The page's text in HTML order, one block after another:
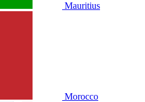
Mauritius
Morocco